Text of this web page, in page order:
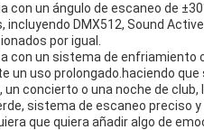
un ángulo de escaneo de
DMX512, Sound
por igual.
con un sistema de enfriamiento
uso prolongado.haciendo que
concierto o una noche de
sistema de escaneo preciso
que quiera añadir algo de